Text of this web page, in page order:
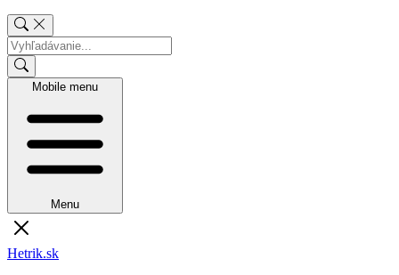
Mobile menu
Menu
Hetrik.sk